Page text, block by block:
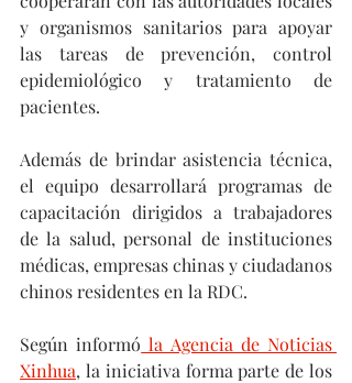
y organismos sanitarios para apoyar
las tareas de prevención, control
epidemiológico y tratamiento de
pacientes.
Además de brindar asistencia técnica,
el equipo desarrollará programas de
capacitación dirigidos a trabajadores
de la salud, personal de instituciones
médicas, empresas chinas y ciudadanos
chinos residentes en la RDC.
Según informó la Agencia de Noticias
Xinhua, la iniciativa forma parte de los